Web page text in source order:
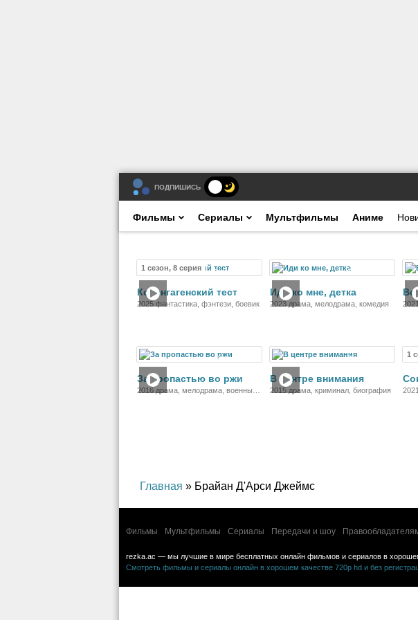
ПОДПИШИСЬ
Фильмы Сериалы Мультфильмы Аниме
1 сезон, 8 серия Сериал
Копенгагенский тест
2025 фантастика, фэнтези, боевик
Фильм
Иди ко мне, детка
2023 драма, мелодрама, комедия
Фильм
За пропастью во ржи
2016 драма, мелодрама, военный,
Фильм
В центре внимания
2015 драма, криминал, биография
1
Главная » Брайан Д'Арси Джеймс
Фильмы Мультфильмы Сериалы Передачи и шоу
rezka.ac — мы лучшие в мире бесплатных онлайн фильмов и сериалов в
Смотреть фильмы и сериалы онлайн в хорошем качестве 720p hd и без